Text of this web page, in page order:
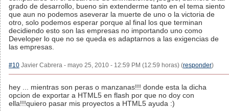
grado de desarrollo, bueno sin extenderme tanto en el tema siento
que aun no podemos aseverar la muerte de uno o la victoria de
otro, solo podemos esperar porque al final los que terminan
decidiendo esto son las empresas no importando uno como
Developer lo que no se queda es adaptarnos a las exigencias de
las empresas.
#10 Javier Cabrera - mayo 25, 2010 - 12:59 PM (12:59 horas) (responder)
hey ... mientras son peras o manzanas!!! donde esta la dicha
opcion de exportar a HTML5 en flash por que no doy con
ella!!!quiero pasar mis proyectos a HTML5 ayuda :)